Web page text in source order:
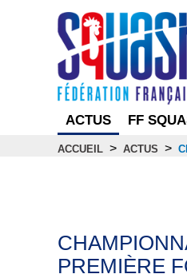
ACTUS FF
ACCUEIL > ACTUS >
PREMIÈRE